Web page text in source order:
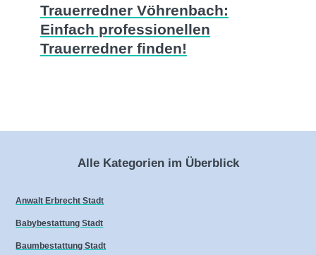
Trauerredner Vöhrenbach:
Einfach professionellen
Trauerredner finden!
Alle Kategorien im Überblick
Anwalt Erbrecht Stadt
Babybestattung Stadt
Baumbestattung Stadt